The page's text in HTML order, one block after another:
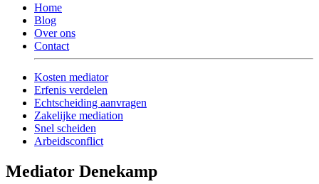
Home
Blog
Over ons
Contact
Kosten mediator
Erfenis verdelen
Echtscheiding aanvragen
Zakelijke mediation
Snel scheiden
Arbeidsconflict
Mediator Denekamp